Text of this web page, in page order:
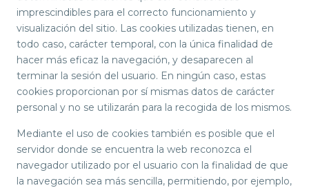
imprescindibles para el correcto funcionamiento y
visualización del sitio. Las cookies utilizadas tienen, en
todo caso, carácter temporal, con la única finalidad de
hacer más eficaz la navegación, y desaparecen al
terminar la sesión del usuario. En ningún caso, estas
cookies proporcionan por sí mismas datos de carácter
personal y no se utilizarán para la recogida de los mismos.
Mediante el uso de cookies también es posible que el
servidor donde se encuentra la web reconozca el
navegador utilizado por el usuario con la finalidad de que
la navegación sea más sencilla, permitiendo, por ejemplo,